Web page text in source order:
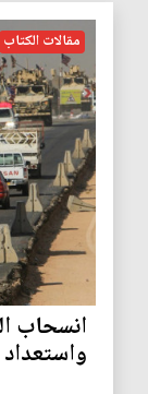
مقالات الكتاب
انسحاب